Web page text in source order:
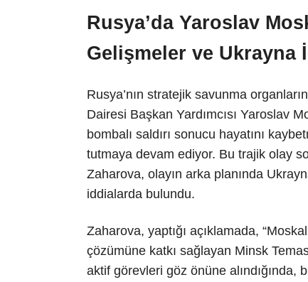
Rusya’da Yaroslav
Gelişmeler ve Ukrayna
Rusya’nın stratejik savunma
Dairesi Başkan Yardımcısı Yaroslav
bombalı saldırı sonucu hayatını
tutmaya devam ediyor. Bu trajik olay
Zaharova, olayın arka planında
iddialarda bulundu.
Zaharova, yaptığı açıklamada,
çözümüne katkı sağlayan Minsk
aktif görevleri göz önüne alındığında,